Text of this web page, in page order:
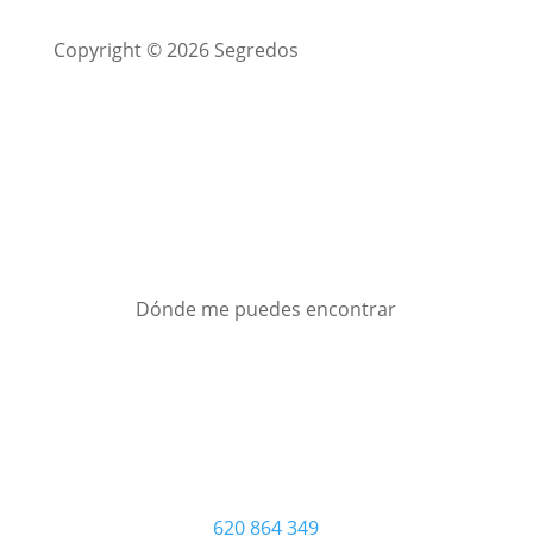
Copyright © 2026 Segredos
Dónde me puedes encontrar
620 864 349